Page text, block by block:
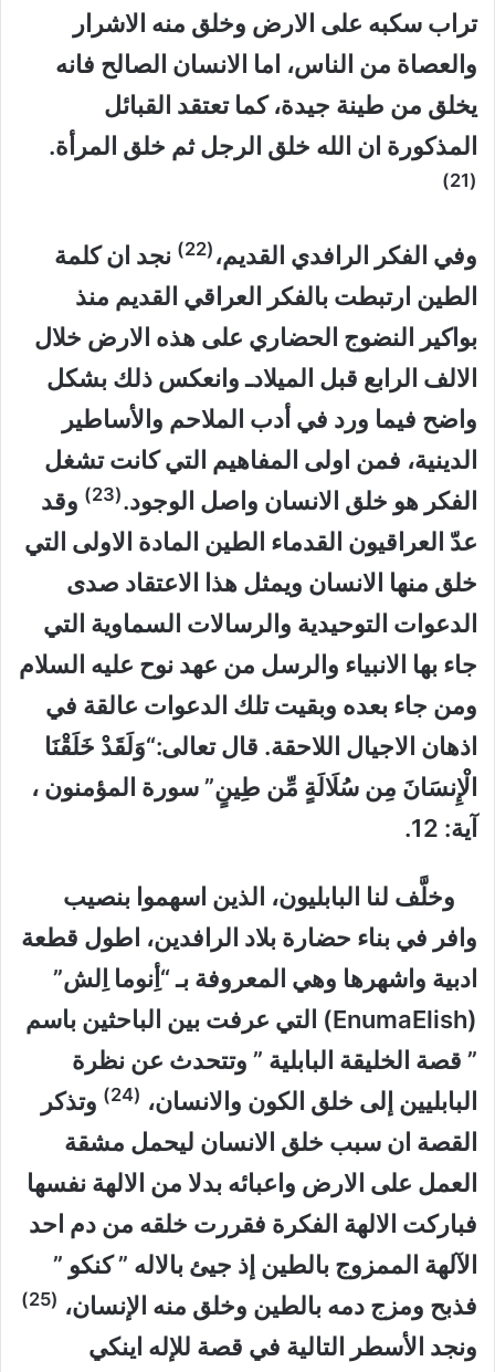
تراب سكبه على الارض وخلق منه الاشرار
والعصاة من الناس، اما الانسان الصالح فانه
يخلق من طينة جيدة، كما تعتقد القبائل
المذكورة ان الله خلق الرجل ثم خلق المرأة.
(21)
وفي الفكر الرافدي القديم، (22)
نجد ان كلمة
الطين ارتبطت بالفكر العراقي القديم منذ
بواكير النضوج الحضاري على هذه الارض خلال
الالف الرابع قبل الميلادـ وانعكس ذلك بشكل
واضح فيما ورد في أدب الملاحم والأساطير
الدينية، فمن اولى المفاهيم التي كانت تشغل
الفكر هو خلق الانسان واصل الوجود.(23)
وقد
عدّ العراقيون القدماء الطين المادة الاولى التي
خلق منها الانسان ويمثل هذا الاعتقاد صدى
الدعوات التوحيدية والرسالات السماوية التي
جاء بها الانبياء والرسل من عهد نوح عليه السلام
ومن جاء بعده وبقيت تلك الدعوات عالقة في
اذهان الاجيال اللاحقة. قال تعالى:“وَلَقَدْ خَلَقْنَا
الْإِنسَانَ مِن سُلَالَةٍ مِّن طِينٍ”سورة المؤمنون ،
آية: 12.
وخلَّف لنا البابليون، الذين اسهموا بنصيب
وافر في بناء حضارة بلاد الرافدين، اطول قطعة
ادبية واشهرها وهي المعروفة بـ “أِنوما اِلش”
(EnumaElish) التي عرفت بين الباحثين باسم
” قصة الخليقة البابلية ” وتتحدث عن نظرة
البابليين إلى خلق الكون والانسان، (24)
وتذكر
القصة ان سبب خلق الانسان ليحمل مشقة
العمل على الارض واعبائه بدلا من الالهة نفسها
فباركت الالهة الفكرة فقررت خلقه من دم احد
الآلهة الممزوج بالطين إذ جيئ بالاله ” كنكو ”
فذبح ومزج دمه بالطين وخلق منه الإنسان، (25)
ونجد الأسطر التالية في قصة للإله اينكي